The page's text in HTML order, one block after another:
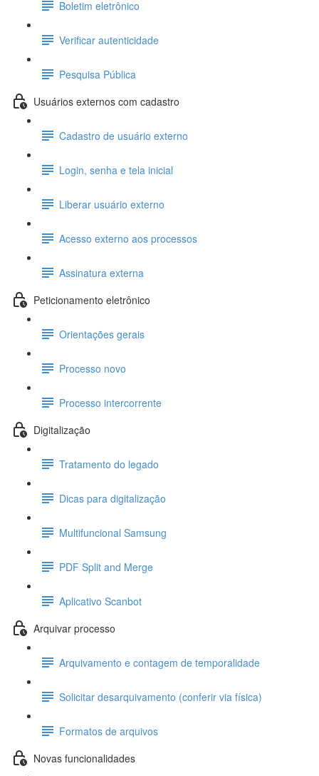
Boletim eletrônico
Verificar autenticidade
Pesquisa Pública
Usuários externos com cadastro
Cadastro de usuário externo
Login, senha e tela inicial
Liberar usuário externo
Acesso externo aos processos
Assinatura externa
Peticionamento eletrônico
Orientações gerais
Processo novo
Processo intercorrente
Digitalização
Tratamento do legado
Dicas para digitalização
Multifuncional Samsung
PDF Split and Merge
Aplicativo Scanbot
Arquivar processo
Arquivamento e contagem de temporalidade
Solicitar desarquivamento (conferir via física)
Formatos de arquivos
Novas funcionalidades